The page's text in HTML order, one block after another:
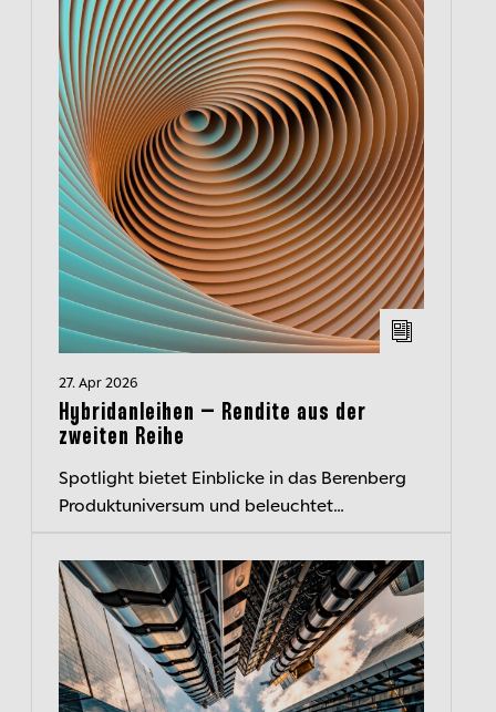
27. Apr 2026
Hybridanleihen – Rendite aus der
zweiten Reihe
Spotlight bietet Einblicke in das Berenberg
Produktuniversum und beleuchtet
aktuellen Marktentwicklungen